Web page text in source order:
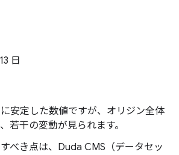
日
安定した数値ですが、オリジン全体
若干の変動が見られます。
べき点は、Duda CMS（データセッ